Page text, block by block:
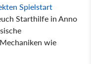
Spielstart
Starthilfe in Anno
wie